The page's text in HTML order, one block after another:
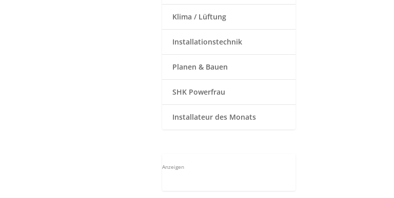
Klima / Lüftung
Installationstechnik
Planen & Bauen
SHK Powerfrau
Installateur des Monats
Anzeigen